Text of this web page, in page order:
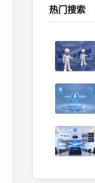
热门搜索